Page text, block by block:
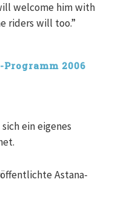
welcome him with
riders will too.”
2006
ein eigenes
Astana-